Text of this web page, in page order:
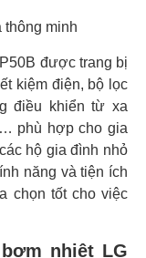
được trang bị
kiệm điện, bộ lọc
điều khiển từ xa
phù hợp cho gia
hộ gia đình nhỏ
năng và tiện ích
chọn tốt cho việc
nhiệt LG